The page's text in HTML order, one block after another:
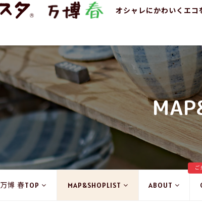
オシャレにかわいくエコ
万博 春TOP MAP&SHOPLIST ABOUT
ご